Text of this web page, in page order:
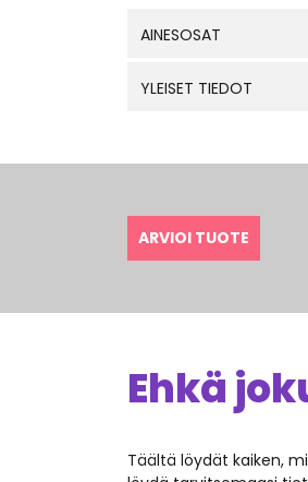
AINESOSAT
YLEISET TIEDOT
ARVIOI TUOTE
Ehkä
Täältä löydät kaiken,